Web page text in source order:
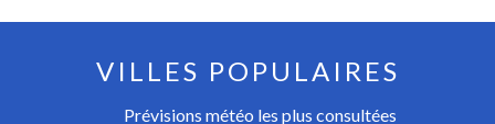
VILLES POPULAIRES
Prévisions météo les plus consultées